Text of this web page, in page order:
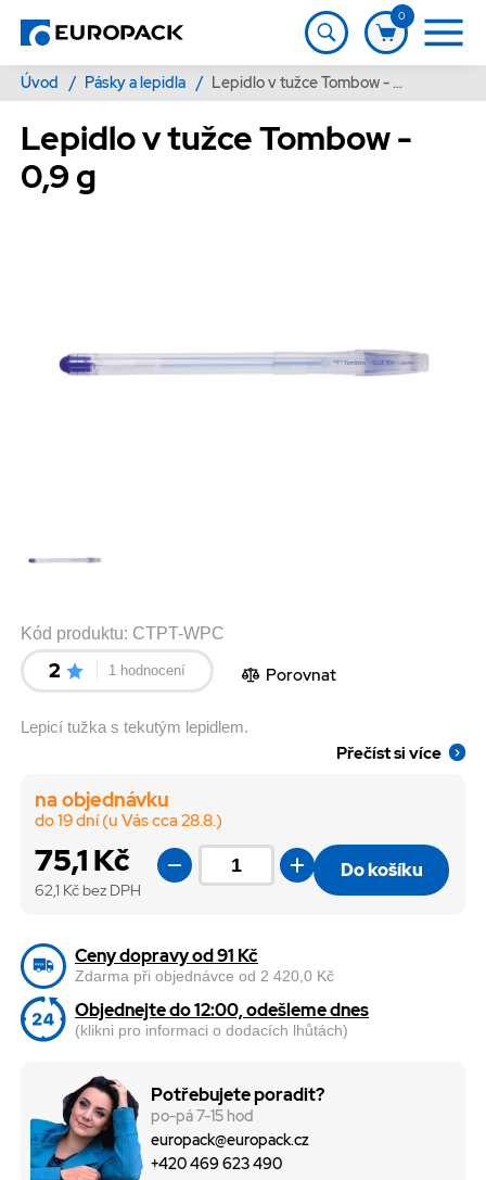
0
Úvod / Pásky a lepidla / Lepidlo v tužce Tombow - 0,9 g
Lepidlo v tužce Tombow -
0,9 g
Kód produktu: CTPT-WPC
2 1 hodnocení Porovnat
Lepicí tužka s tekutým lepidlem.
Přečíst si více
75,1 Kč
62,1 Kč bez DPH
na objednávku
do 19 dní (u Vás cca 28.8.)
Do košíku
Ceny dopravy od 91 Kč
Zdarma při objednávce od 2 420,0 Kč
Objednejte do 12:00, odešleme dnes
(klikni pro informaci o dodacích lhůtách)
Potřebujete poradit?
po-pá 7-15 hod
europack@europack.cz
+420 469 623 490